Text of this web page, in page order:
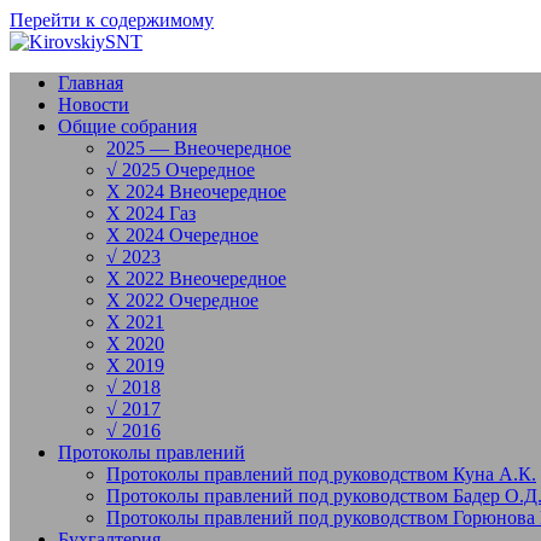
Перейти к содержимому
Главная
Новости
Общие собрания
2025 — Внеочередное
√ 2025 Очередное
X 2024 Внеочередное
X 2024 Газ
X 2024 Очередное
√ 2023
X 2022 Внеочередное
X 2022 Очередное
X 2021
X 2020
X 2019
√ 2018
√ 2017
√ 2016
Протоколы правлений
Протоколы правлений под руководством Куна А.К.
Протоколы правлений под руководством Бадер О.Д.
Протоколы правлений под руководством